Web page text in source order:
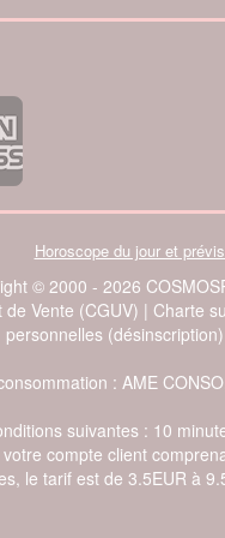
Horoscope du jour et
© 2000 - 2026
Vente (CGUV) | Charte
personnelles (désinscription)
: AME
suivantes : 10
compte client
le tarif est de 3.5EUR à